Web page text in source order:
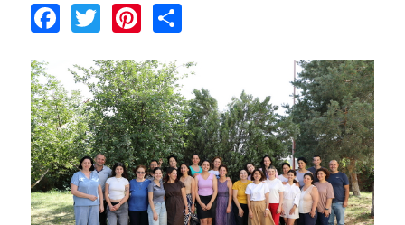
Facebook
TwitterPinterest